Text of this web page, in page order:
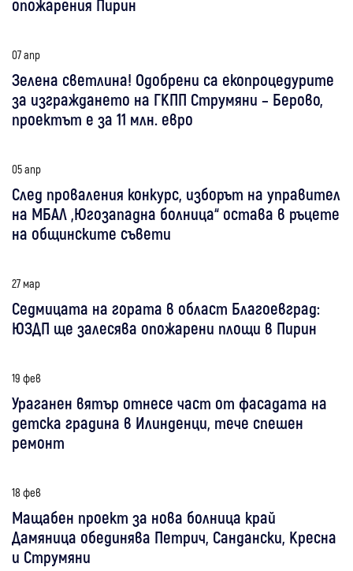
опожарения Пирин
07 апр
Зелена светлина! Одобрени са екопроцедурите
за изграждането на ГКПП Струмяни – Берово,
проектът е за 11 млн. евро
05 апр
След проваления конкурс, изборът на управител
на МБАЛ „Югозападна болница“ остава в ръцете
на общинските съвети
27 мар
Седмицата на гората в област Благоевград:
ЮЗДП ще залесява опожарени площи в Пирин
19 фев
Ураганен вятър отнесе част от фасадата на
детска градина в Илинденци, тече спешен
ремонт
18 фев
Мащабен проект за нова болница край
Дамяница обединява Петрич, Сандански, Кресна
и Струмяни